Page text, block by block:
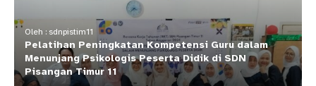
Oleh : sdnpistim11
Pelatihan Peningkatan Kompetensi Guru dalam
Menunjang Psikologis Peserta Didik di SDN
Pisangan Timur 11